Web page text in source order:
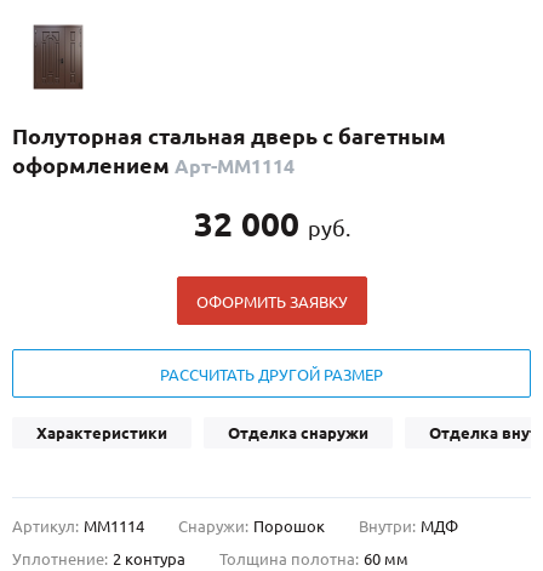
ПО НАЗНАЧЕНИЮ
ПО КОНСТРУКЦИИ
ДВЕРИ С ТЕРМОРАЗРЫВОМ
ГАЛЕРЕЯ
ОПЛАТА
УСТАНОВКА
Полуторная стальная дверь с багетным
оформлением Арт-ММ1114
32 000 руб.
ОФОРМИТЬ ЗАЯВКУ
РАССЧИТАТЬ ДРУГОЙ РАЗМЕР
Характеристики Отделка снаружи Отделка
Артикул: ММ1114 Снаружи: Порошок Внутри: МДФ
Уплотнение: 2 контура Толщина полотна: 60 мм